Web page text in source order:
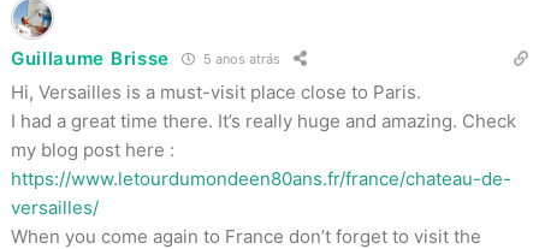
Guillaume Brisse 5 anos atrás
Hi, Versailles is a must-visit place close to Paris.
I had a great time there. It’s really huge and amazing. Check
my blog post here :
https://www.letourdumondeen80ans.fr/france/chateau-de-
versailles/
When you come again to France don’t forget to visit the